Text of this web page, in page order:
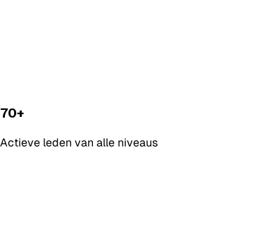
70+
Actieve leden van alle niveaus